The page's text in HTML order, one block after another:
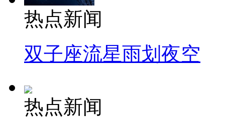
热点新闻
双子座流星雨划夜空
热点新闻